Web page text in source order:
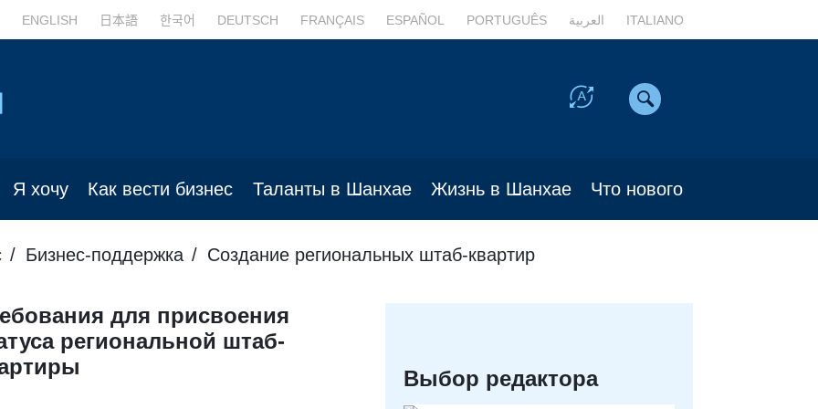
ENGLISH 日本語 한국어 DEUTSCH FRANÇAIS ESPAÑOL PORTUGUÊS العربية ITALIANO
Я хочу Как вести бизнес Таланты в Шанхае Жизнь в Шанхае Что нового
Бизнес-поддержка Создание региональных штаб-квартир
для присвоения
региональной штаб-
Выбор редактора